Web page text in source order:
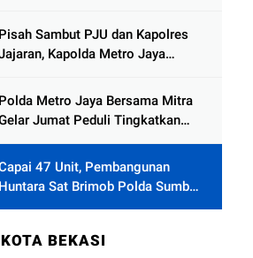
Pisah Sambut PJU dan Kapolres
Kapolda Metro Jaya
Diperkuat
Polda Metro Jaya Bersama Mitra
Jumat Peduli Tingkatkan
47 Unit, Pembangunan
Huntara Sat Brimob Polda Sumbar
Berjalan di Pauh
BEKASI